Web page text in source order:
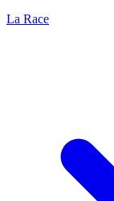
La Race